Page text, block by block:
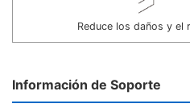
Reduce los daños y el
Información de Soporte